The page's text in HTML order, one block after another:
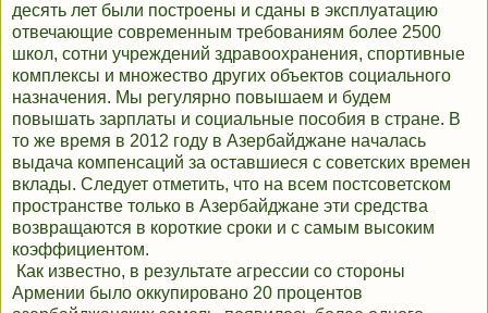
десять лет были построены и сданы в эксплуатацию
отвечающие современным требованиям более 2500
школ, сотни учреждений здравоохранения, спортивные
комплексы и множество других объектов социального
назначения. Мы регулярно повышаем и будем
повышать зарплаты и социальные пособия в стране. В
то же время в 2012 году в Азербайджане началась
выдача компенсаций за оставшиеся с советских времен
вклады. Следует отметить, что на всем постсоветском
пространстве только в Азербайджане эти средства
возвращаются в короткие сроки и с самым высоким
коэффициентом.
Как известно, в результате агрессии со стороны
Армении было оккупировано 20 процентов